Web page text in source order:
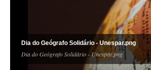
Dia do Geógrafo Solidário - Unespar.png
Dia do Geógrafo Solidário - Unespar.png